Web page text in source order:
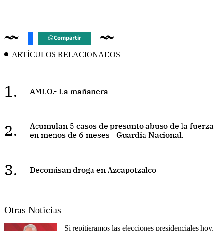
Compartir
ARTÍCULOS RELACIONADOS
1. AMLO.- La mañanera
2.
Acumulan 5 casos de presunto abuso de la fuerza
en menos de 6 meses - Guardia Nacional.
3. Decomisan droga en Azcapotzalco
Otras Noticias
Si repitieramos las elecciones presidenciales hoy,